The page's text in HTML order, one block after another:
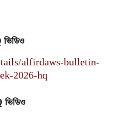
ভিডিও
alfirdaws-bulletin-
2026-hq